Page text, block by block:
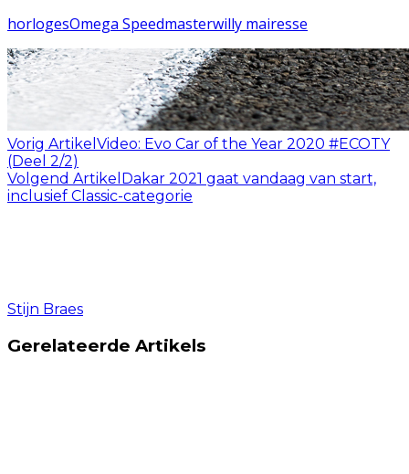
horlogesOmega Speedmasterwilly mairesse
Vorig Artikel Video: Evo Car of the Year 2020 #ECOTY
(Deel 2/2)
Volgend Artikel Dakar 2021 gaat vandaag van start,
inclusief Classic-categorie
Stijn Braes
Gerelateerde Artikels